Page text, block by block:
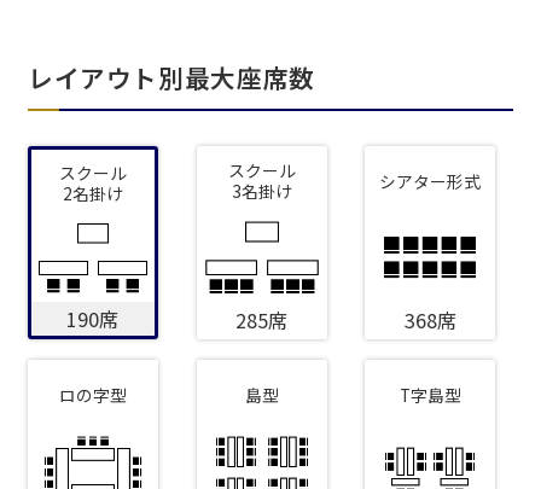
レイアウト別最大座席数
スクール
2名掛け
190席
スクール
3名掛け
285席
シアター形式
368席
ロの字型 島型 T字島型